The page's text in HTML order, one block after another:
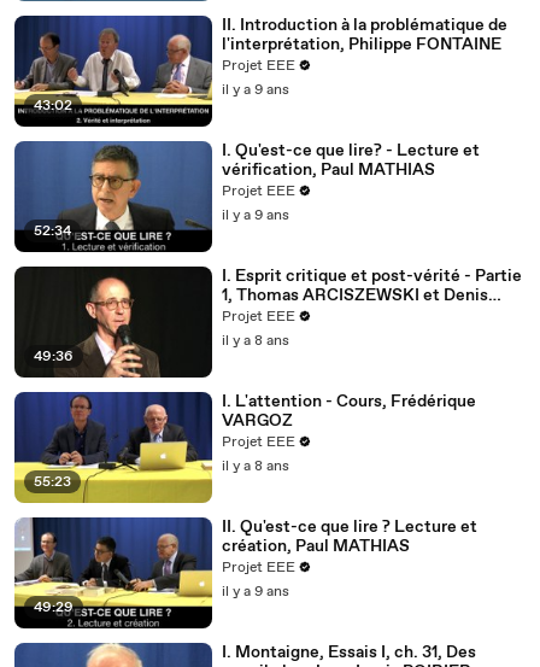
43:02
II. Introduction à la problématique de
l'interprétation, Philippe FONTAINE
Projet EEE
il y a 9 ans
52:34
I. Qu'est-ce que lire? - Lecture et
vérification, Paul MATHIAS
Projet EEE
il y a 9 ans
49:36
I. Esprit critique et post-vérité - Partie
1, Thomas ARCISZEWSKI et Denis
CAROTI
Projet EEE
il y a 8 ans
55:23
I. L'attention - Cours, Frédérique
VARGOZ
Projet EEE
il y a 8 ans
49:29
II. Qu'est-ce que lire ? Lecture et
création, Paul MATHIAS
Projet EEE
il y a 9 ans
I. Montaigne, Essais I, ch. 31, Des